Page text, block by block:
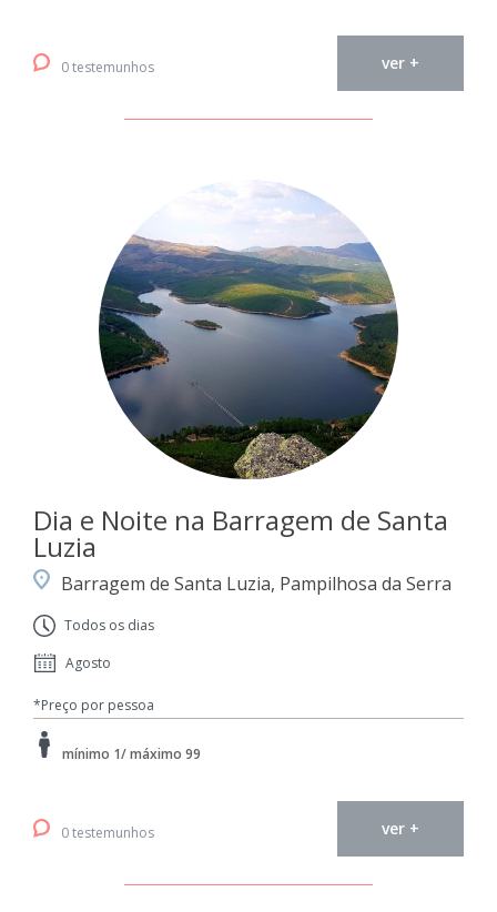
0 testemunhos ver +
Dia e Noite na Barragem de Santa
Luzia
Barragem de Santa Luzia, Pampilhosa da Serra
Todos os dias
Agosto
*Preço por pessoa
mínimo 1/ máximo 99
0 testemunhos ver +